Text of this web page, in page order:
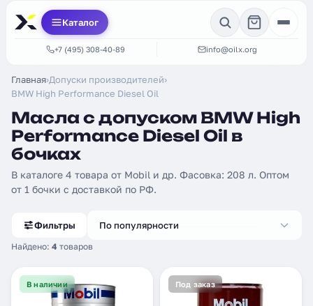
Каталог
+7 (495) 308-40-89 info@oilx.org
Главная›Допуски производителей›
BMW High Performance Diesel Oil
Масла с допуском BMW High
Performance Diesel Oil в
бочках
В каталоге 4 товара от Mobil и др. Фасовка: 208 л. Оптом
от 1 бочки с доставкой по РФ.
Фильтры
Найдено: 4 товаров
По популярности
В наличии Под заказ